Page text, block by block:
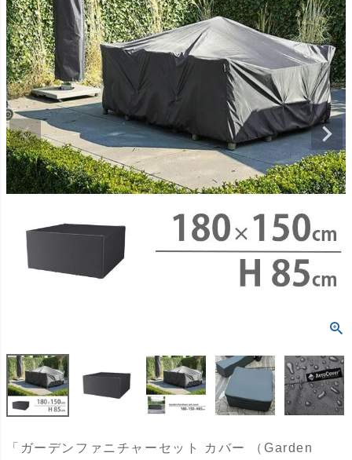
「ガーデンファニチャーセット カバー （Garden